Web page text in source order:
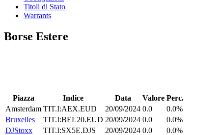
Titoli di Stato
Warrants
Borse Estere
Piazza Indice Data Valore Perc.
Amsterdam TIT.I:AEX.EUD 20/09/2024 0.0
0.0%
Bruxelles
TIT.I:BEL20.EUD 20/09/2024 0.0
0.0%
DJStoxx
TIT.I:SX5E.DJS 20/09/2024 0.0
0.0%